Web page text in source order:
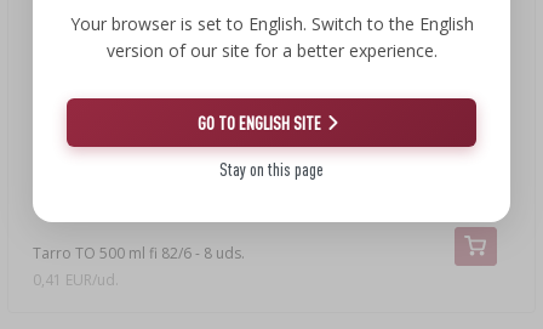
Tarro TO 500 ml fi 82/6 - 8 uds.
0,41 EUR/ud.
Your browser is set to English. Switch to the English
version of our site for a better experience.
GO TO ENGLISH SITE
Stay on this page